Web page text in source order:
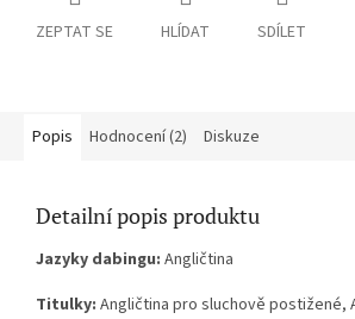
ZEPTAT SE HLÍDAT SDÍLET
Popis Hodnocení (2) Diskuze
Detailní popis produktu
Jazyky dabingu: Angličtina
Titulky: Angličtina pro sluchově postižené,